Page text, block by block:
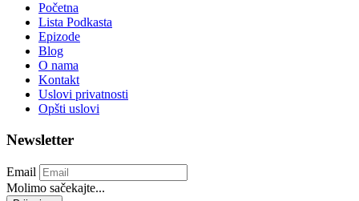
Početna
Lista Podkasta
Epizode
Blog
O nama
Kontakt
Uslovi privatnosti
Opšti uslovi
Newsletter
Email
Molimo sačekajte...